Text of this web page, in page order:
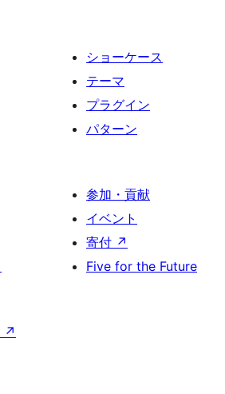
ショーケース
テーマ
プラグイン
パターン
参加・貢献
イベント
寄付 ↗
Five for the Future
↗